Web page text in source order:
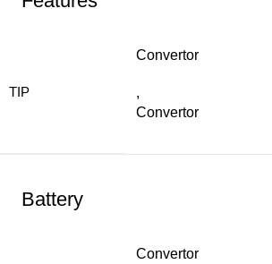
TIP
Convertor
,
Convertor
Battery
Convertor